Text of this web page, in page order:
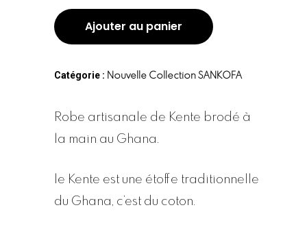
Ajouter au panier
Catégorie : Nouvelle Collection SANKOFA
Robe artisanale de Kente brodé à
la main au Ghana.
le Kente est une étoffe traditionnelle
du Ghana, c’est du coton.